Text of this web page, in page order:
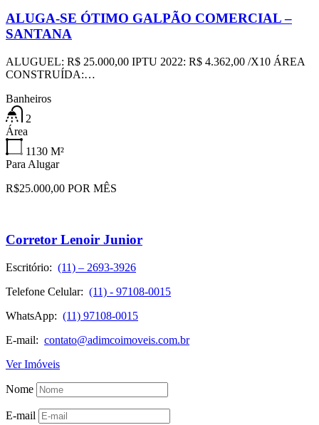
ALUGA-SE ÓTIMO GALPÃO COMERCIAL –
SANTANA
ALUGUEL: R$ 25.000,00 IPTU 2022: R$ 4.362,00 /X10 ÁREA
CONSTRUÍDA:…
Banheiros
2
Área
1130 M²
Para Alugar
R$25.000,00 POR MÊS
Corretor Lenoir Junior
Escritório: (11) – 2693-3926
Telefone Celular: (11) - 97108-0015
WhatsApp: (11) 97108-0015
E-mail: contato@adimcoimoveis.com.br
Ver Imóveis
Nome
E-mail